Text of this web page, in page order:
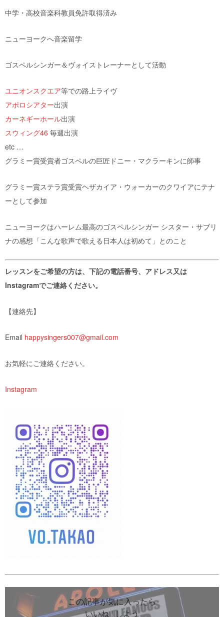
中学・高校音楽科教員免許取得済み
ニューヨークへ音楽留学
ゴスペルシンガー＆ヴォイストレーナーとして活動
ユニオンスクエア等での路上ライヴ
アポロシアター出演
カーネギーホール出演
スウィング46 毎週出演
etc …
グラミー賞受賞者ゴスペルの巨匠ドニー・マクラーキンに師事
グラミー賞ステラ賞受賞ヘザカイア・ウォーカーのクワイアにテナ
ーとして参加
ニューヨークはハーレム最高のゴスペルシンガー シスター・サブリ
ナの感想「こんな歌声で歌える日本人は初めて」とのこと
レッスンをご希望の方は、 下記の電話番号、アドレス又は
Instagramでご連絡ください。
【連絡先】
Email happysingers007@gmail.com
お気軽にご連絡ください。
Instagram
この記事が気に入ったら
いいね ! しよう